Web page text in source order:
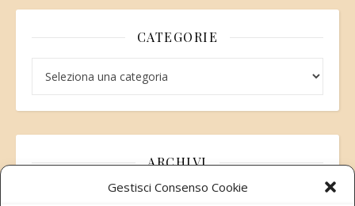
Gestisci Consenso Cookie
CATEGORIE
ARCHIVI